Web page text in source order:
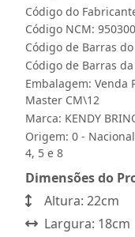
Código do
Código NCM:
Código de Barras
Código de Barras
Embalagem: Venda
Master CM\12
Marca: KENDY
Origem: 0 -
4, 5 e 8
Dimensões do
Altura: 22cm
Largura: 18cm